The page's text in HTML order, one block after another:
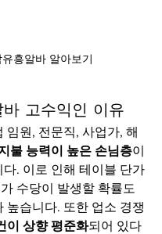
유흥알바 알아보기
바 고수익인 이유
임원, 전문직, 사업가, 해
불 능력이 높은 손님층이
. 이로 인해 테이블 단가
수당이 발생할 확률도
높습니다. 또한 업소 경쟁
이 상향 평준화되어 있다